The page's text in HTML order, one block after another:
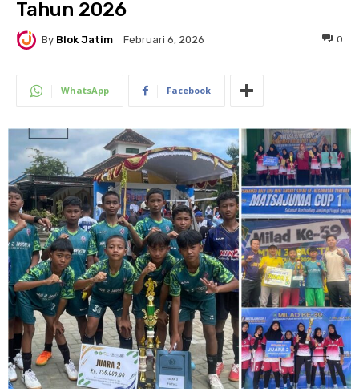
Tahun 2026
By Blok Jatim Februari 6, 2026 0
WhatsApp Facebook